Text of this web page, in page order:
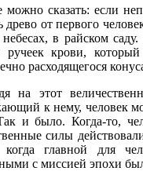
сказать: если
древо от первого
в райском
ручеек крови,
расходящегося
на этот
к нему, человек
и было. Когда-то,
силы
когда главной для
с миссией эпохи